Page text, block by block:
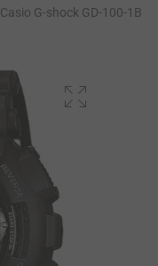
Casio G-shock GD-100-1B